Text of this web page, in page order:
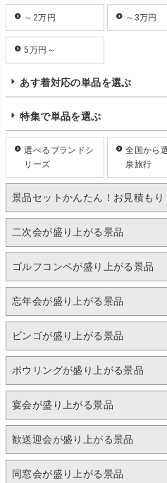
～2万円 ～3万円
5万円～
あす着対応の単品を選ぶ
特集で単品を選ぶ
選べるブランドシ
リーズ
全国から
泉旅行
景品セットかんたん！お見積もり
二次会が盛り上がる景品
ゴルフコンペが盛り上がる景品
忘年会が盛り上がる景品
ビンゴが盛り上がる景品
ボウリングが盛り上がる景品
宴会が盛り上がる景品
歓送迎会が盛り上がる景品
同窓会が盛り上がる景品